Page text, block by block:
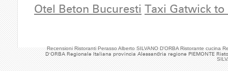
Recensioni Ristoranti Perasso Alberto SILVANO D'ORBA Ristorante cucina
D'ORBA Regionale Italiana provincia Alessandria regione PIEMONTE
Otel Beton Bucuresti Taxi Gatwick to